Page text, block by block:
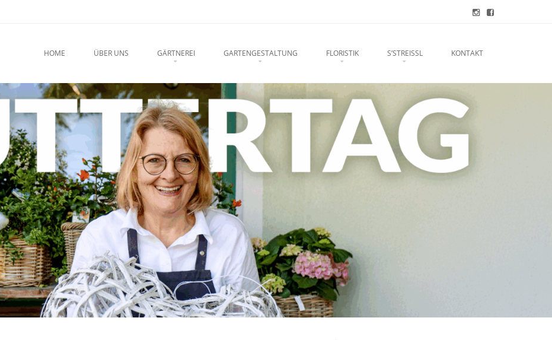
SKIP TO CONTENT
HOME ÜBER UNS GÄRTNEREI GARTENGESTALTUNG FLORISTIK S’STREISSL KONTAKT